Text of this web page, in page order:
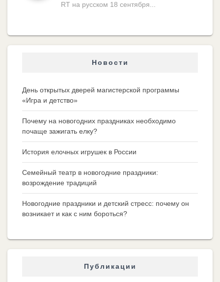
RT на русском 18 сентября...
Новости
День открытых дверей магистерской программы
«Игра и детство»
Почему на новогодних праздниках необходимо
почаще зажигать елку?
История елочных игрушек в России
Семейный театр в новогодние праздники:
возрождение традиций
Новогодние праздники и детский стресс: почему он
возникает и как с ним бороться?
Публикации